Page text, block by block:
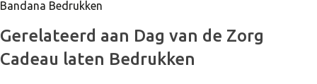
999 Stuks Op Voorraad
Bandana Bedrukken
Gerelateerd aan Dag van de Zorg
Cadeau laten Bedrukken